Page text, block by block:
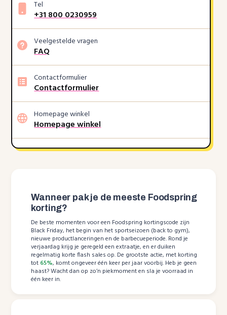
Tel
+31 800 0230959
Veelgestelde vragen
FAQ
Contactformulier
Contactformulier
Homepage winkel
Homepage winkel
Wanneer pak je de meeste Foodspring
korting?
De beste momenten voor een Foodspring kortingscode zijn
Black Friday, het begin van het sportseizoen (back to gym),
nieuwe productlanceringen en de barbecueperiode. Rond je
verjaardag krijg je geregeld een extraatje, en er duiken
regelmatig korte flash sales op. De grootste actie, met korting
tot 65%, komt ongeveer één keer per jaar voorbij. Heb je geen
haast? Wacht dan op zo’n piekmoment en sla je voorraad in
één keer in.